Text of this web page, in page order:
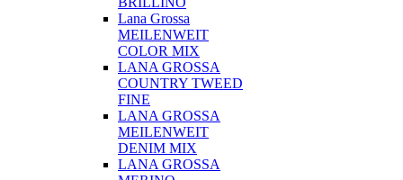
Lana Grossa
MEILENWEIT
COLOR MIX
LANA GROSSA
COUNTRY TWEED
FINE
LANA GROSSA
MEILENWEIT
DENIM MIX
LANA GROSSA